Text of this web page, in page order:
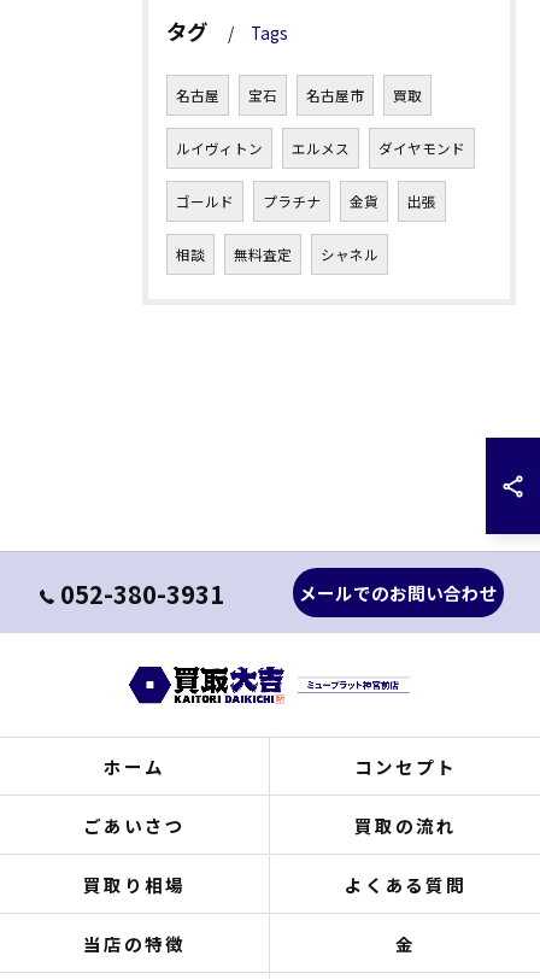
タグ Tags
名古屋 宝石 名古屋市 買取
ルイヴィトン エルメス ダイヤモンド
ゴールド プラチナ 金貨 出張
相談 無料査定 シャネル
052-380-3931 メールでのお問い合わせ
ホーム コンセプト
ごあいさつ 買取の流れ
買取り相場 よくある質問
当店の特徴 金